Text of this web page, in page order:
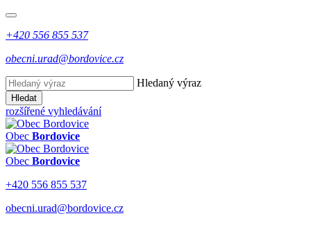
+420 556 855 537
obecni.urad@bordovice.cz
Hledaný výraz
Hledat
rozšířené vyhledávání
Obec Bordovice
Obec Bordovice
+420 556 855 537
obecni.urad@bordovice.cz